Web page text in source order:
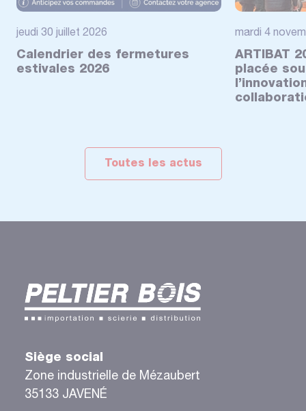
jeudi 30 juillet 2026
Calendrier des fermetures
estivales 2026
mardi 4
ARTIBAT
placée
Toutes les actus
Siège social
Zone industrielle de Mézaubert
35133 JAVENÉ